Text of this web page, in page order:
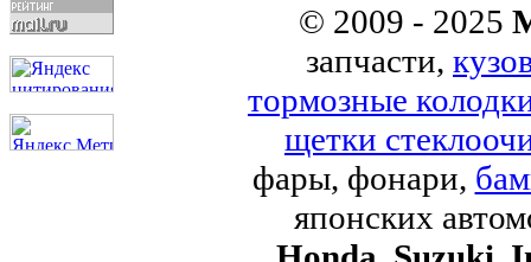
© 2009 - 2025
запчасти,
тормозные
щетки
фары, фонари,
японских